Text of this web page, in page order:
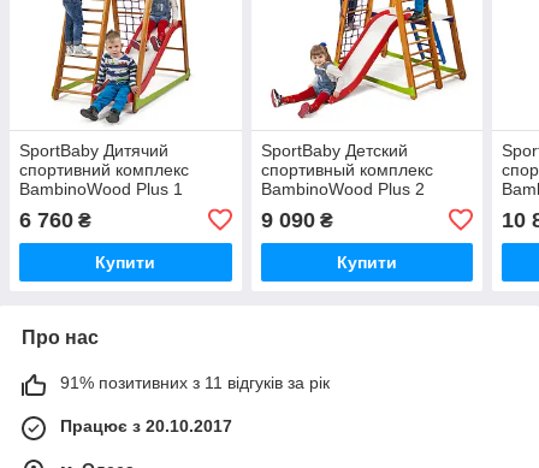
SportBaby Дитячий
спортивний комплекс
BambinoWood Plus 1
6 760 ₴
Купити
SportBaby Детский
спортивный комплекс
BambinoWood Plus 2
9 090₴
Купити
10
Про нас
91% позитивних з 11 відгуків за рік
Працює з 20.10.2017